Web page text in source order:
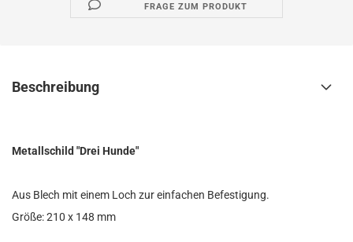
FRAGE ZUM PRODUKT
Beschreibung
Metallschild "Drei Hunde"
Aus Blech mit einem Loch zur einfachen Befestigung.
Größe: 210 x 148 mm